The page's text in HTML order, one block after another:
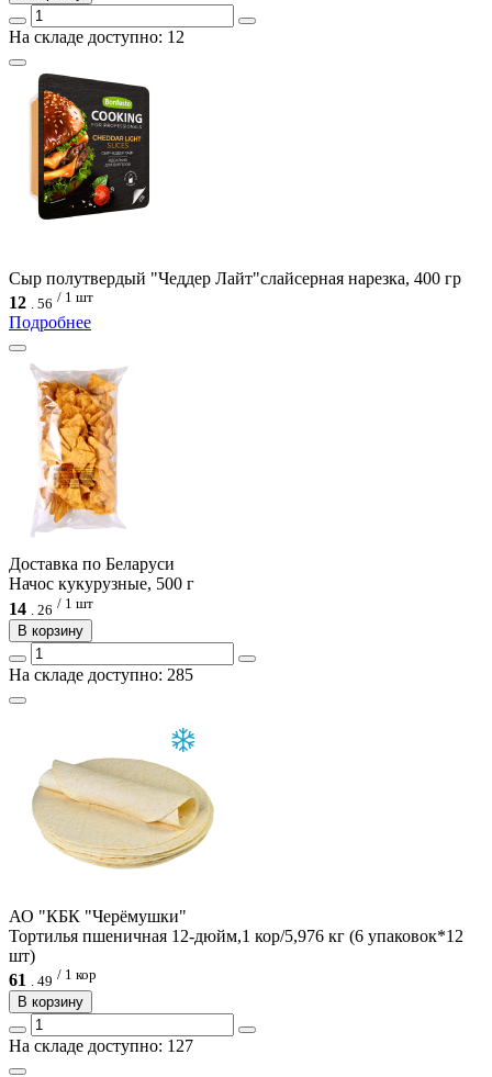
На складе доступно: 12
Сыр полутвердый "Чеддер Лайт"слайсерная нарезка, 400 гр
12 . 56 / 1 шт
Подробнее
Доcтавка по Беларуси
Начос кукурузные, 500 г
14
26 / 1 шт
В корзину
На складе доступно: 285
АО "КБК "Черёмушки"
Тортилья пшеничная 12-дюйм,1 кор/5,976 кг (6 упаковок*12
шт)
61 . 49 / 1 кор
В корзину
На складе доступно: 127